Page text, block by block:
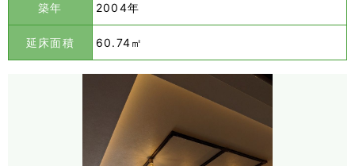
築年 2004年
延床面積 60.74㎡